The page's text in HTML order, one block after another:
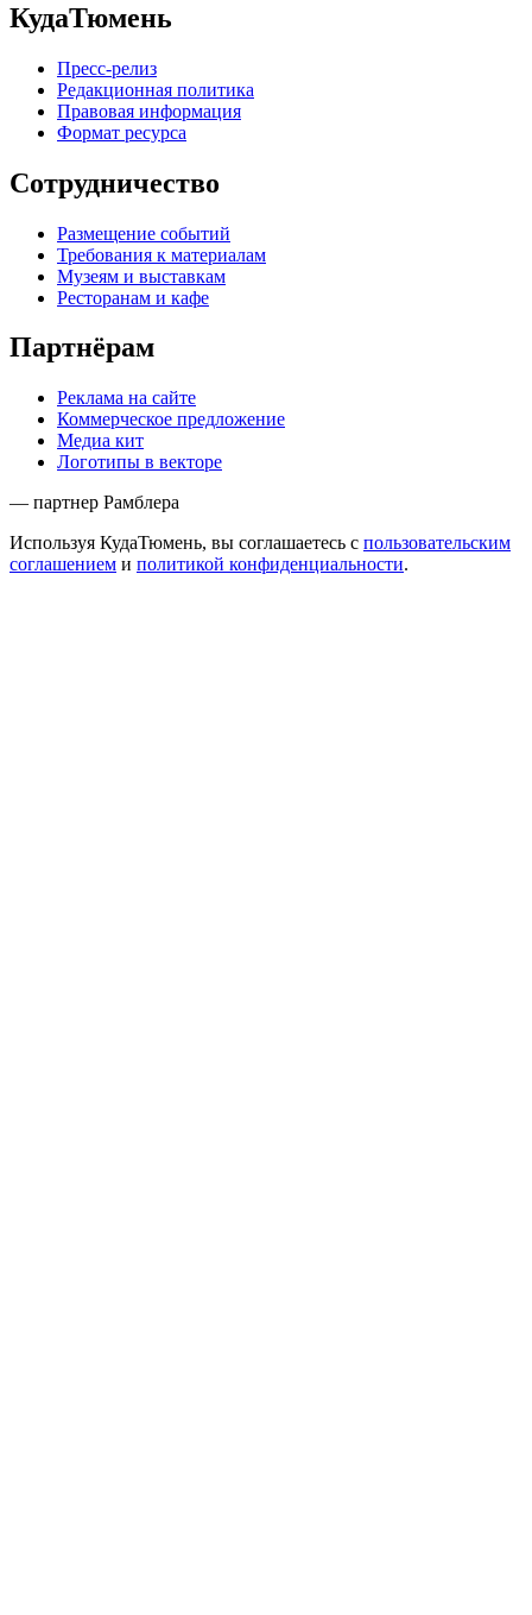
КудаТюмень
Пресс-релиз
Редакционная политика
Правовая информация
Формат ресурса
Сотрудничество
Размещение событий
Требования к материалам
Музеям и выставкам
Ресторанам и кафе
Партнёрам
Реклама на сайте
Коммерческое предложение
Медиа кит
Логотипы в векторе
— партнер Рамблера
Используя КудаТюмень, вы соглашаетесь с пользовательским
соглашением и политикой конфиденциальности.